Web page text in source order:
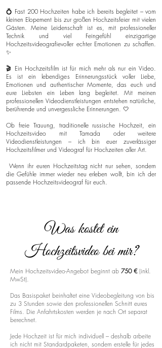
💍 Fast 200 Hochzeiten habe ich bereits begleitet – vom
kleinen Elopement bis zur großen Hochzeitsfeier mit vielen
Gästen. Meine Leidenschaft ist es, mit professioneller
Technik und viel Feingefühl einzigartige
Hochzeitsvideografievoller echter Emotionen zu schaffen.
✨
🎬 Ein Hochzeitsfilm ist für mich mehr als nur ein Video.
Es ist ein lebendiges Erinnerungsstück voller Liebe,
Emotionen und authentischer Momente, das euch und
eure Liebsten ein Leben lang begleitet. Mit meinen
professionellen Videodienstleistungen entstehen natürliche,
berührende und unvergessliche Erinnerungen. 🤍
Ob freie Trauung, traditionelle russische Hochzeit, ein
Hochzeitsvideo mit Tamada oder weitere
Videodienstleistungen – ich bin euer zuverlässiger
Hochzeitsfilmer und Videograf für Hochzeiten aller Art.
Wenn ihr euren Hochzeitstag nicht nur sehen, sondern
die Gefühle immer wieder neu erleben wollt, bin ich der
passende Hochzeitsvideograf für euch.
Was kostet ein
Hochzeitsvideo bei mir?
Mein Hochzeitsvideo-Angebot beginnt ab 750 € (inkl.
MwSt).
Das Basispaket beinhaltet eine Videobegleitung von bis
zu 3 Stunden sowie den professionellen Schnitt eures
Films. Die Anfahrtskosten werden je nach Ort separat
berechnet.
Jede Hochzeit ist für mich individuell – deshalb arbeite
ich nicht mit Standardpaketen, sondern erstelle für jedes